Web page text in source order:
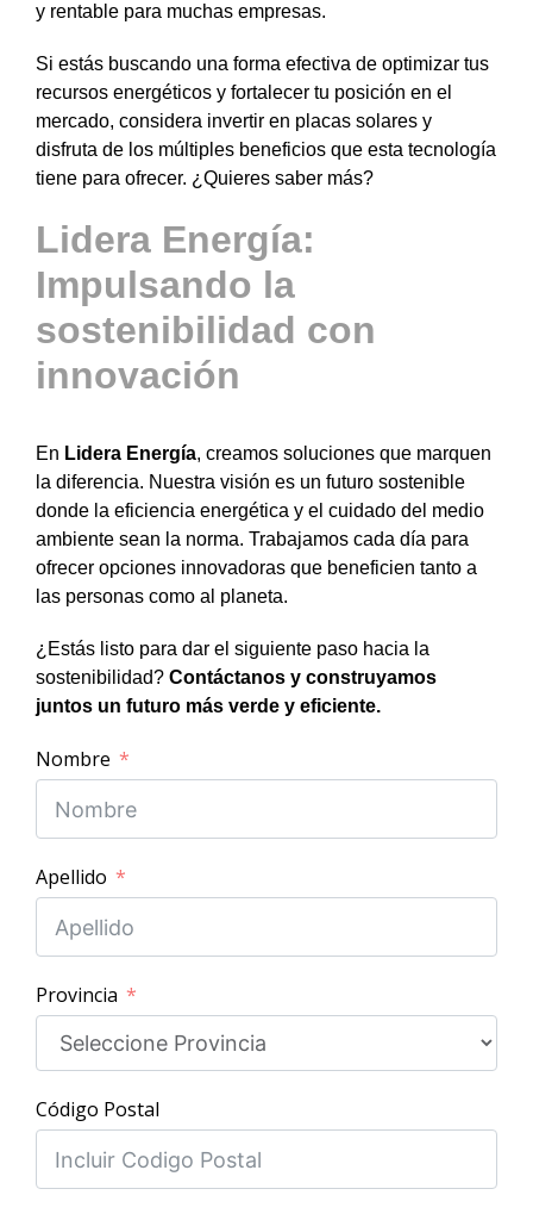
y rentable para muchas empresas.
Si estás buscando una forma efectiva de optimizar tus
recursos energéticos y fortalecer tu posición en el
mercado, considera invertir en placas solares y
disfruta de los múltiples beneficios que esta tecnología
tiene para ofrecer. ¿Quieres saber más?
Lidera Energía:
Impulsando la
sostenibilidad con
innovación
En Lidera Energía, creamos soluciones que marquen
la diferencia. Nuestra visión es un futuro sostenible
donde la eficiencia energética y el cuidado del medio
ambiente sean la norma. Trabajamos cada día para
ofrecer opciones innovadoras que beneficien tanto a
las personas como al planeta.
¿Estás listo para dar el siguiente paso hacia la
sostenibilidad? Contáctanos y construyamos
juntos un futuro más verde y eficiente.
Nombre
Apellido
Provincia
Código Postal